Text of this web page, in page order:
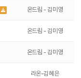
온드림 - 김미영
온드림 - 김미영
온드림 - 김미영
라온-김혜은